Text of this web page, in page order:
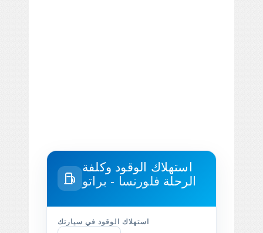
استهلاك الوقود وكلفة
الرحلة فلورنسا - براتو
استهلاك الوقود في سيارتك